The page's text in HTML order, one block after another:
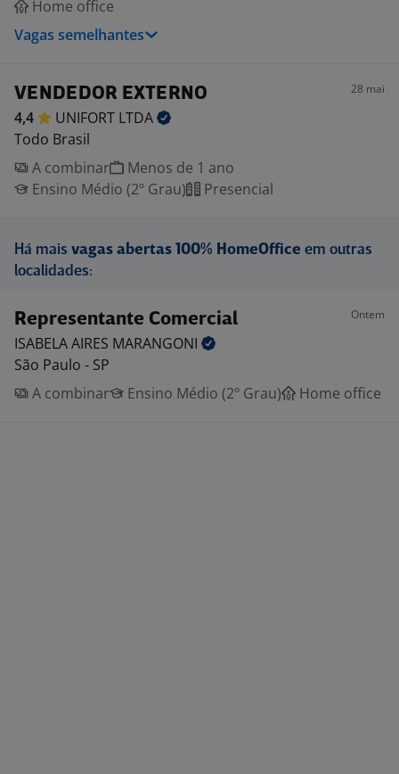
Home office
Vagas semelhantes
VENDEDOR EXTERNO 28 mai
4,4 UNIFORT LTDA
Todo Brasil
A combinar
Menos de 1 ano
Ensino Médio (2º Grau)
Presencial
Há mais vagas abertas 100% HomeOffice em outras
localidades:
Representante Comercial Ontem
ISABELA AIRES MARANGONI
São Paulo - SP
A combinar
Ensino Médio (2º Grau) Home office